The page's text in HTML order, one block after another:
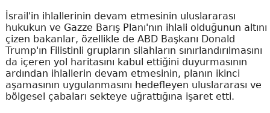
İsrail'in ihlallerinin devam etmesinin uluslararası
hukukun ve Gazze Barış Planı'nın ihlali olduğunun altını
çizen bakanlar, özellikle de ABD Başkanı Donald
Trump'ın Filistinli grupların silahların sınırlandırılmasını
da içeren yol haritasını kabul ettiğini duyurmasının
ardından ihlallerin devam etmesinin, planın ikinci
aşamasının uygulanmasını hedefleyen uluslararası ve
bölgesel çabaları sekteye uğrattığına işaret etti.